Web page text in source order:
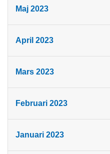
Maj 2023
April 2023
Mars 2023
Februari 2023
Januari 2023